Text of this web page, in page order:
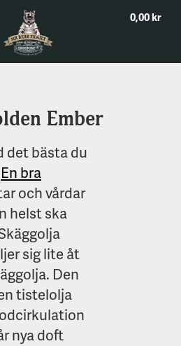
0,00 kr
Ember
det bästa du
En bra
och vårdar
helst ska
sig lite åt
Den
tistelolja
nya doft